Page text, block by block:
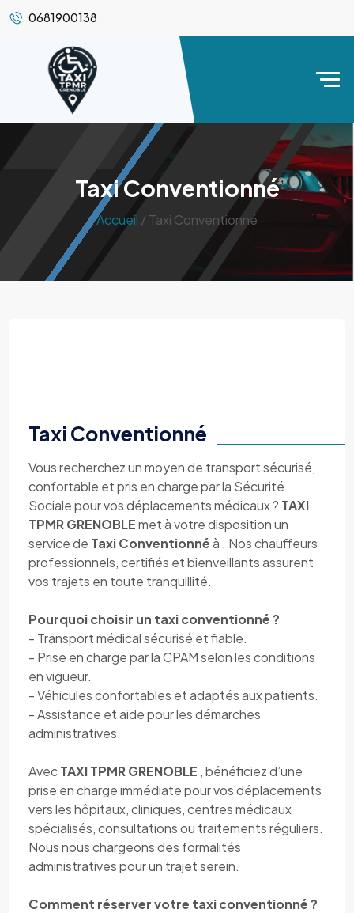
0681900138
Taxi Conventionné
Accueil / Taxi Conventionné
Taxi Conventionné
Vous recherchez un moyen de transport sécurisé,
confortable et pris en charge par la Sécurité
Sociale pour vos déplacements médicaux ? TAXI
TPMR GRENOBLEmet à votre disposition un
service de Taxi Conventionnéà . Nos chauffeurs
professionnels, certifiés et bienveillants assurent
vos trajets en toute tranquillité.
Pourquoi choisir un taxi conventionné ?
- Transport médical sécurisé et fiable.
- Prise en charge par la CPAM selon les conditions
en vigueur.
- Véhicules confortables et adaptés aux patients.
- Assistance et aide pour les démarches
administratives.
AvecTAXI TPMR GRENOBLE , bénéficiez d’une
prise en charge immédiate pour vos déplacements
vers les hôpitaux, cliniques, centres médicaux
spécialisés, consultations ou traitements réguliers.
Nous nous chargeons des formalités
administratives pour un trajet serein.
Comment réserver votre taxi conventionné ?